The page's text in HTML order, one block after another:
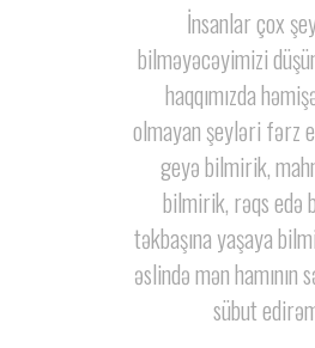
İnsanlar çox
bilməyəcəyimizi
haqqımızda
olmayan şeyləri fərz
geyə bilmirik,
bilmirik, rəqs edə
təkbaşına yaşaya
əslində mən hamının
sübut